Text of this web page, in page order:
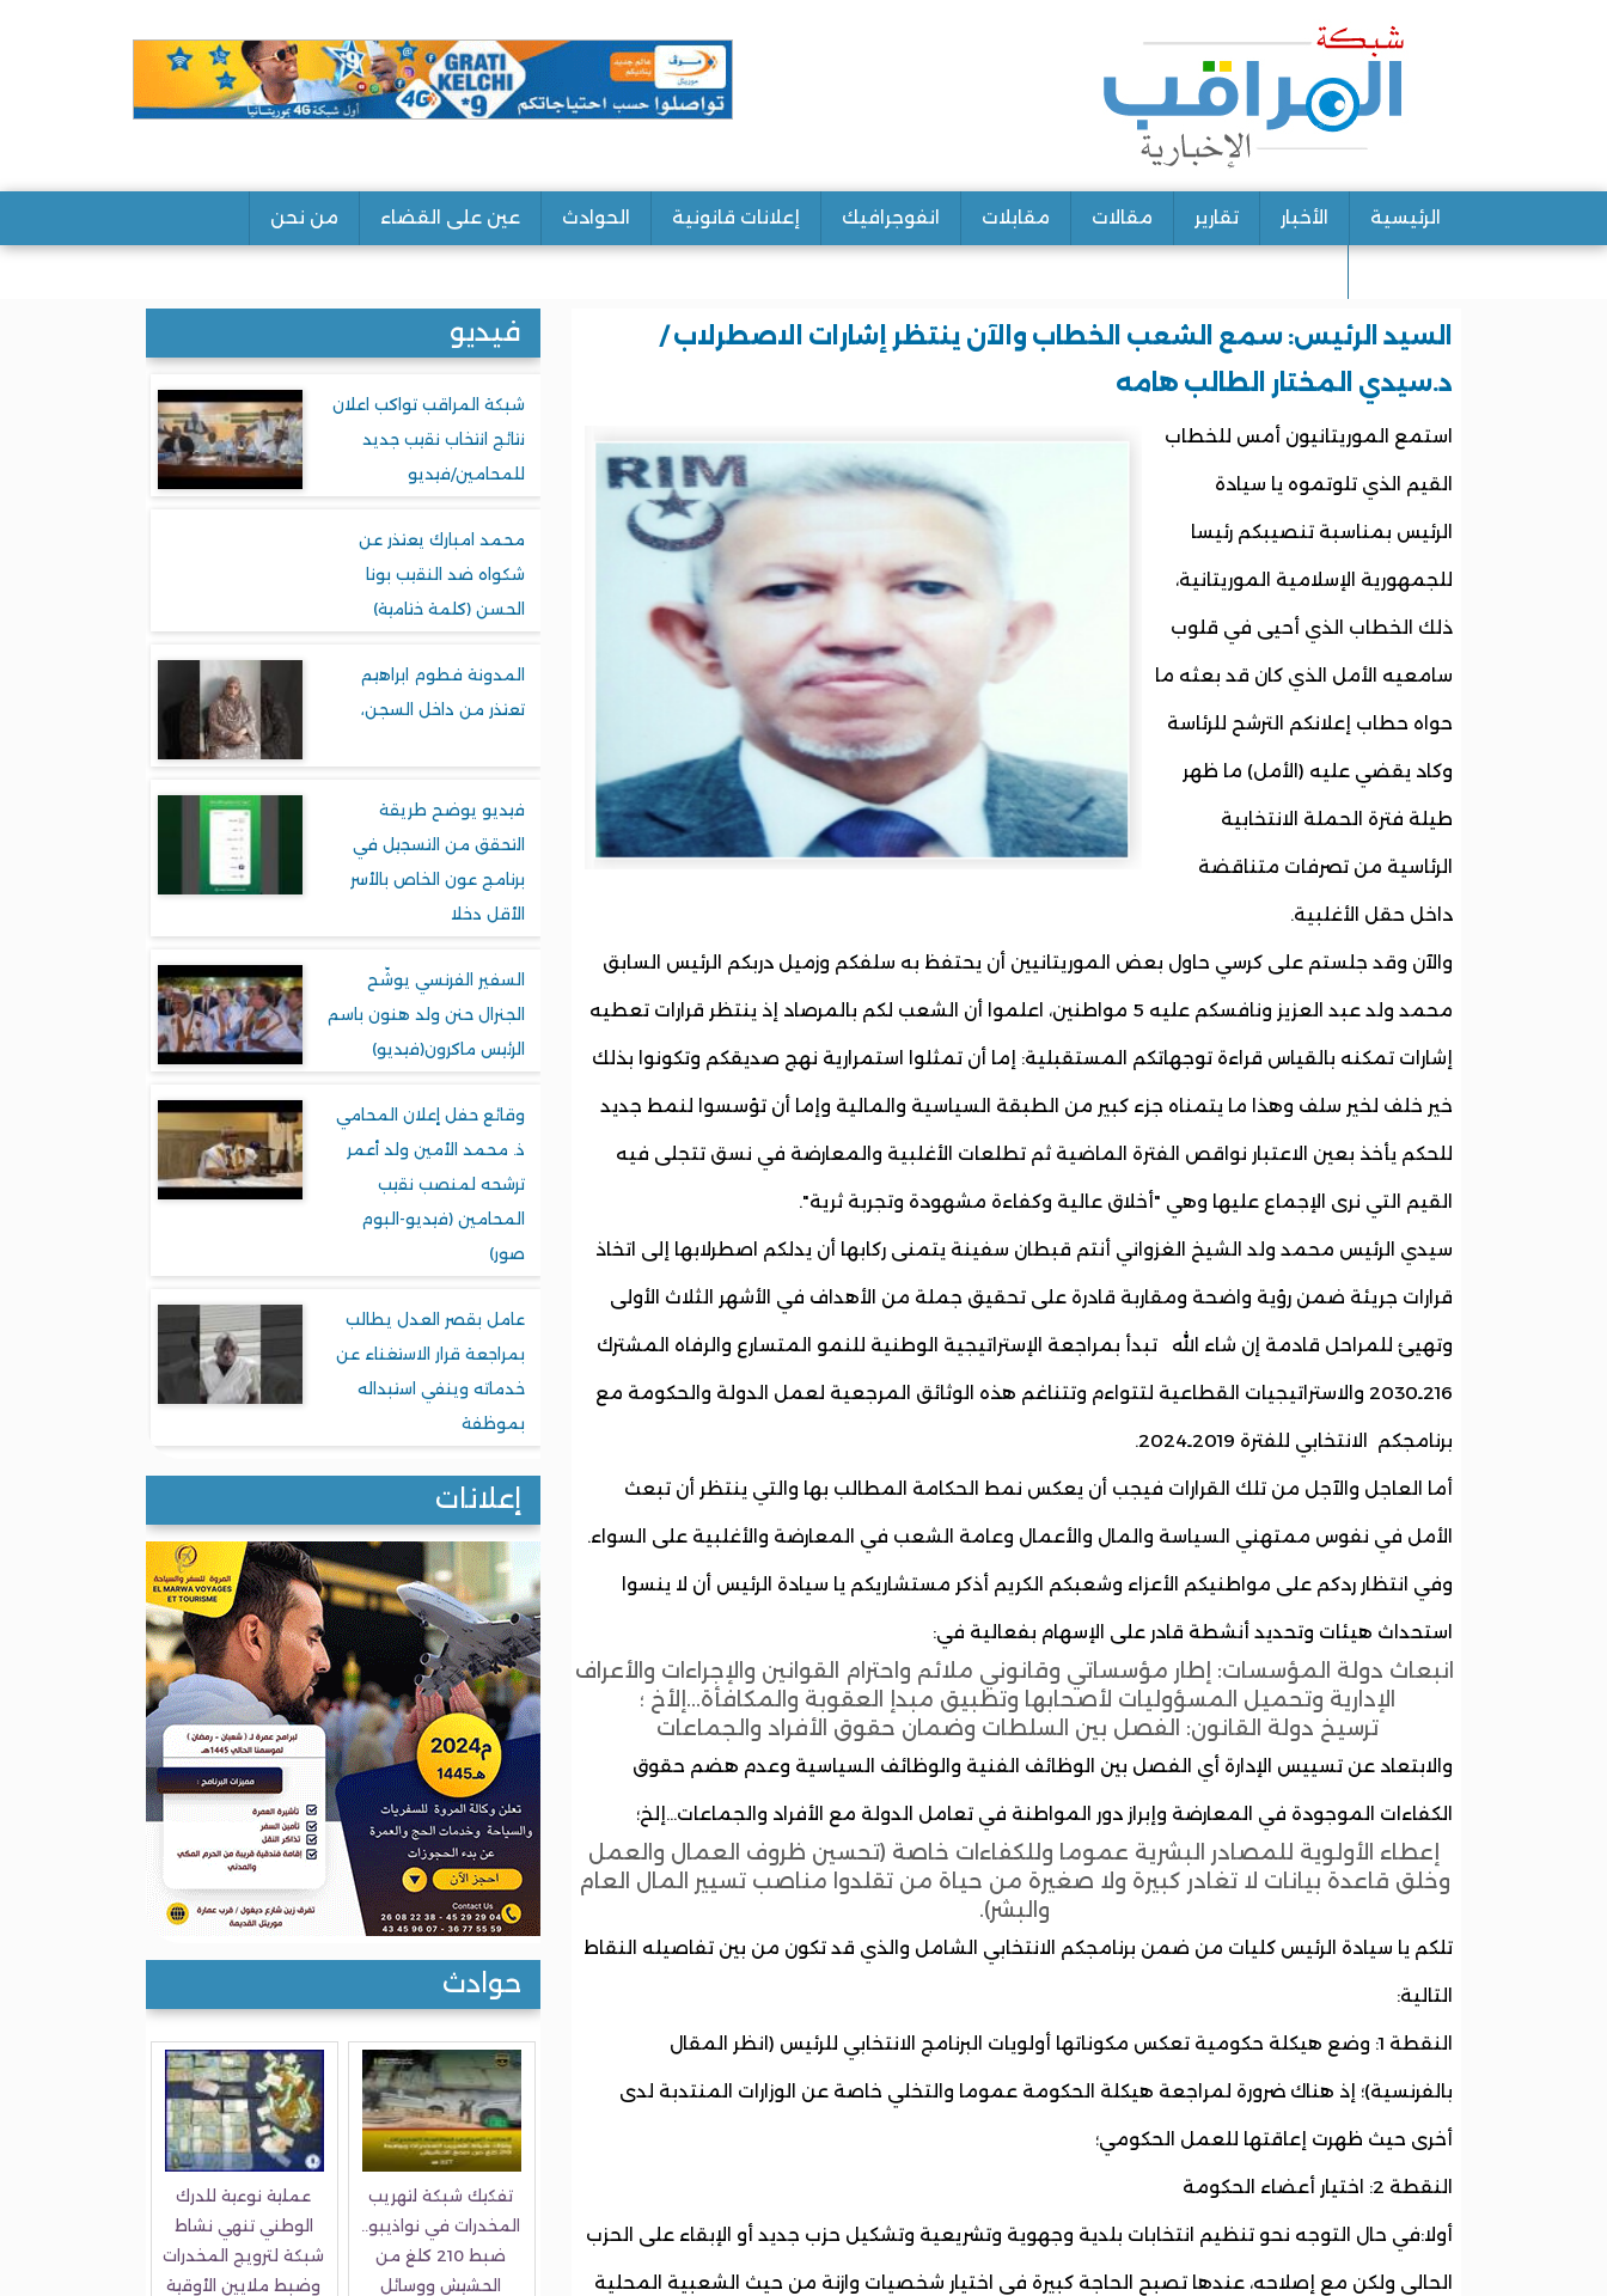
الرئيسية الأخبار تقارير مقالات مقابلات انفوجرافيك إعلانات قانونية الحوادث عين على القضاء من نحن
السيد الرئيس: سمع الشعب الخطاب والآن ينتظر إشارات الاصطرلاب /
د.سيدي المختار الطالب هامه
استمع الموريتانيون أمس للخطاب
القيم الذي تلوتموه يا سيادة
الرئيس بمناسبة تنصيبكم رئيسا
للجمهورية الإسلامية الموريتانية،
ذلك الخطاب الذي أحيى في قلوب
سامعيه الأمل الذي كان قد بعثه ما
حواه حطاب إعلانكم الترشح للرئاسة
وكاد يقضي عليه (الأمل) ما ظهر
طيلة فترة الحملة الانتخابية
الرئاسية من تصرفات متناقضة
داخل حقل الأغلبية.
والآن وقد جلستم على كرسي حاول بعض الموريتانيين أن يحتفظ به سلفكم وزميل دربكم الرئيس السابق
محمد ولد عبد العزيز ونافسكم عليه 5 مواطنين، اعلموا أن الشعب لكم بالمرصاد إذ ينتظر قرارات تعطيه
إشارات تمكنه بالقياس قراءة توجهاتكم المستقبلية: إما أن تمثلوا استمرارية نهج صديقكم وتكونوا بذلك
خير خلف لخير سلف وهذا ما يتمناه جزء كبير من الطبقة السياسية والمالية وإما أن تؤسسوا لنمط جديد
للحكم يأخذ بعين الاعتبار نواقص الفترة الماضية ثم تطلعات الأغلبية والمعارضة في نسق تتجلى فيه
القيم التي نرى الإجماع عليها وهي "أخلاق عالية وكفاءة مشهودة وتجربة ثرية".
سيدي الرئيس محمد ولد الشيخ الغزواني أنتم قبطان سفينة يتمنى ركابها أن يدلكم اصطرلابها إلى اتخاذ
قرارات جريئة ضمن رؤية واضحة ومقاربة قادرة على تحقيق جملة من الأهداف في الأشهر الثلاث الأولى
وتهيئ للمراحل قادمة إن شاء الله تبدأ بمراجعة الإستراتيجية الوطنية للنمو المتسارع والرفاه المشترك
216ـ2030 والاستراتيجيات القطاعية لتتواءم وتتناغم هذه الوثائق المرجعية لعمل الدولة والحكومة مع
برنامجكم الانتخابي للفترة 2019ـ2024.
أما العاجل والآجل من تلك القرارات فيجب أن يعكس نمط الحكامة المطالب بها والتي ينتظر أن تبعث
الأمل في نفوس ممتهني السياسة والمال والأعمال وعامة الشعب في المعارضة والأغلبية على السواء.
وفي انتظار ردكم على مواطنيكم الأعزاء وشعبكم الكريم أذكر مستشاريكم يا سيادة الرئيس أن لا ينسوا
استحداث هيئات وتحديد أنشطة قادر على الإسهام بفعالية في:
انبعاث دولة المؤسسات: إطار مؤسساتي وقانوني ملائم واحترام القوانين والإجراءات والأعراف
الإدارية وتحميل المسؤوليات لأصحابها وتطبيق مبدإ العقوبة والمكافأة...إلأخ ؛
ترسيخ دولة القانون: الفصل بين السلطات وضمان حقوق الأفراد والجماعات
والابتعاد عن تسييس الإدارة أي الفصل بين الوظائف الفنية والوظائف السياسية وعدم هضم حقوق
الكفاءات الموجودة في المعارضة وإبراز دور المواطنة في تعامل الدولة مع الأفراد والجماعات...إلخ؛
إعطاء الأولوية للمصادر البشرية عموما وللكفاءات خاصة (تحسين ظروف العمال والعمل
وخلق قاعدة بيانات لا تغادر كبيرة ولا صغيرة من حياة من تقلدوا مناصب تسيير المال العام
والبشر).
تلكم يا سيادة الرئيس كليات من ضمن برنامجكم الانتخابي الشامل والذي قد تكون من بين تفاصيله النقاط
التالية:
النقطة 1: وضع هيكلة حكومية تعكس مكوناتها أولويات البرنامج الانتخابي للرئيس (انظر المقال
بالفرنسية)؛ إذ هناك ضرورة لمراجعة هيكلة الحكومة عموما والتخلي خاصة عن الوزارات المنتدبة لدى
أخرى حيث ظهرت إعاقتها للعمل الحكومي؛
النقطة 2: اختيار أعضاء الحكومة
أولا:في حال التوجه نحو تنظيم انتخابات بلدية وجهوية وتشريعية وتشكيل حزب جديد أو الإبقاء على الحزب
الحالي ولكن مع إصلاحه، عندها تصبح الحاجة كبيرة في اختيار شخصيات وازنة من حيث الشعبية المحلية
فيديو
شبكة المراقب تواكب اعلان
نتائج انتخاب نقيب جديد
للمحامين/فيديو
محمد امبارك يعتذر عن
شكواه ضد النقيب بونا
الحسن (كلمة ختامية)
المدونة فطوم ابراهيم
تعتذر من داخل السجن،
فيديو يوضح طريقة
التحقق من التسجيل في
برنامج عون الخاص بالأسر
الأقل دخلا
السفير الفرنسي يوشّح
الجنرال حنن ولد هنون باسم
الرئيس ماكرون(فيديو)
وقائع حفل إعلان المحامي
ذ. محمد الأمين ولد أعمر
ترشحه لمنصب نقيب
المحامين (فيديو-البوم
صور)
عامل بقصر العدل يطالب
بمراجعة قرار الاستغناء عن
خدماته وينفي استبداله
بموظفة
إعلانات
حوادث
تفكيك شبكة لتهريب
المخدرات في نواذيبو..
ضبط 210 كلغ من
الحشيش ووسائل
عملية نوعية للدرك
الوطني تنهي نشاط
شبكة لترويج المخدرات
وضبط ملايين الأوقية